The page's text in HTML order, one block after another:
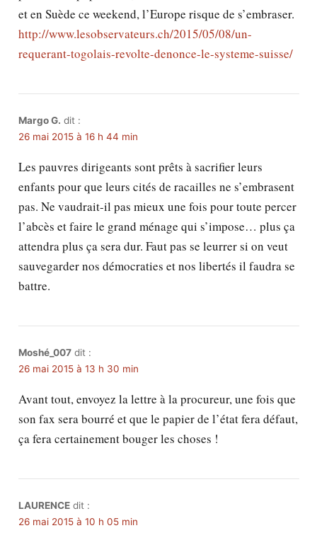
et en Suède ce weekend, l’Europe risque de s’embraser.
http://www.lesobservateurs.ch/2015/05/08/un-
requerant-togolais-revolte-denonce-le-systeme-suisse/
Margo G. dit :
26 mai 2015 à 16 h 44 min
Les pauvres dirigeants sont prêts à sacrifier leurs
enfants pour que leurs cités de racailles ne s’embrasent
pas. Ne vaudrait-il pas mieux une fois pour toute percer
l’abcès et faire le grand ménage qui s’impose… plus ça
attendra plus ça sera dur. Faut pas se leurrer si on veut
sauvegarder nos démocraties et nos libertés il faudra se
battre.
Moshé_007 dit :
26 mai 2015 à 13 h 30 min
Avant tout, envoyez la lettre à la procureur, une fois que
son fax sera bourré et que le papier de l’état fera défaut,
ça fera certainement bouger les choses !
LAURENCE dit :
26 mai 2015 à 10 h 05 min